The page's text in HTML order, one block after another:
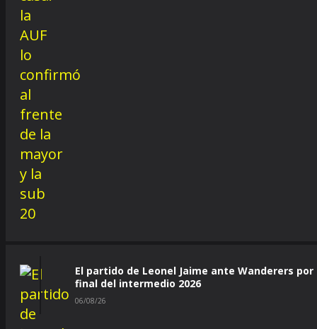
El partido de Leonel Jaime ante Wanderers por
final del intermedio 2026
06/08/26